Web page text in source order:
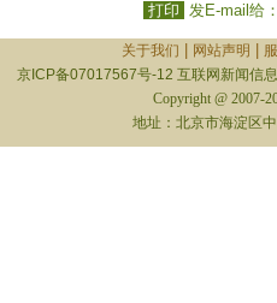
打印 发E-mail给
关于我们 网站声明
京ICP备07017567号-12 互联网新闻信
Copyright @ 2007-
地址：北京市海淀区